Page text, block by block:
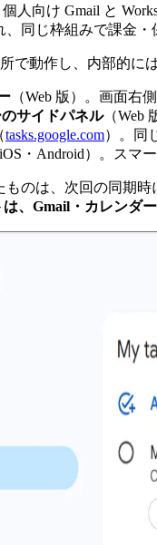
人向け Gmail と
同じ枠組みで課金
で動作し、内部的に
（Web 版）。画面右
サイドパネル（Web
tasks.google.com）。同
iOS・Android）。スマ
ものは、次回の同期
は、Gmail・カレンダ